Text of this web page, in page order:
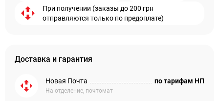
При получении (заказы до 200 грн
отправляются только по предоплате)
Доставка и гарантия
Новая Почта
На отделение, почтомат
по тарифам НП